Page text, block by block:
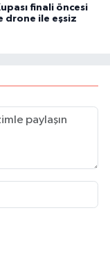
finali öncesi
drone ile eşsiz